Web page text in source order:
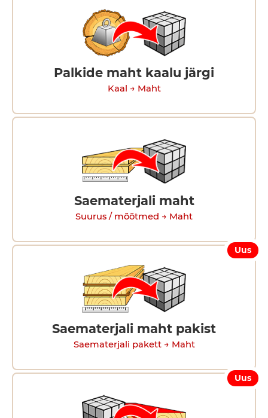
Palkide maht kaalu järgi
Kaal → Maht
Saematerjali maht
Suurus / mõõtmed → Maht
Uus
Saematerjali maht pakist
Saematerjali pakett → Maht
Uus